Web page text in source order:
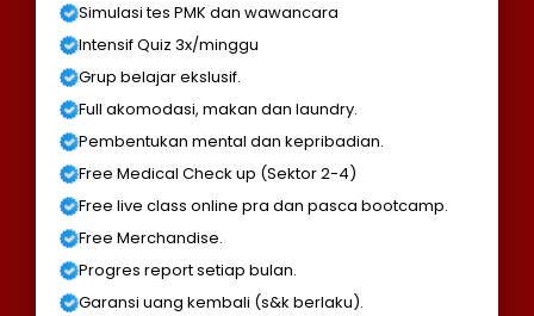
Simulasi tes PMK dan wawancara
Intensif Quiz 3x/minggu
Grup belajar ekslusif.
Full akomodasi, makan dan laundry.
Pembentukan mental dan kepribadian.
Free Medical Check up (Sektor 2-4)
Free live class online pra dan pasca bootcamp.
Free Merchandise.
Progres report setiap bulan.
Garansi uang kembali (s&k berlaku).